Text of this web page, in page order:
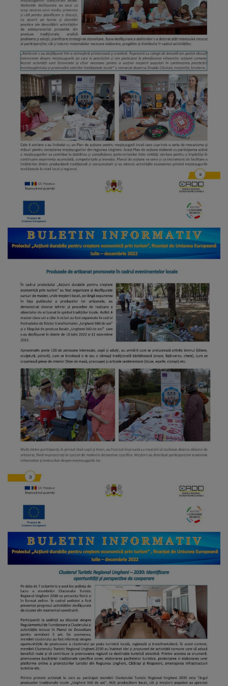
arhitecturale
Personalități
marcante
Sportivi
de
performanță
Orașul
în
imagini
Galerie
video
Galerii
foto
Administrație
Primărie
Primar
Viceprimari
Organigrama
Aparatul
primăriei
Regulamentul
de
funcționare
Integritate
și
calitate
Consiliul
Municipal
Secretar
Consilieri